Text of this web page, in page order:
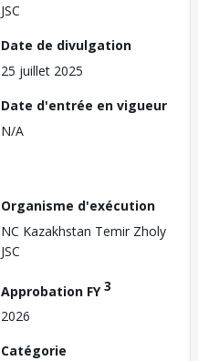
JSC
Date de divulgation
25 juillet 2025
Date d'entrée en vigueur
N/A
Organisme d'exécution
NC Kazakhstan Temir Zholy
JSC
Approbation FY3
2026
Catégorie